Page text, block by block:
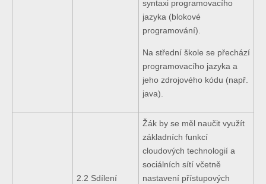
syntaxi programovacího
jazyka (blokové
programování).
Na střední škole se přechází
programovacího jazyka a
jeho zdrojového kódu (např.
java).
2.2 Sdílení
Žák by se měl naučit využít
základních funkcí
cloudových technologií a
sociálních sítí včetně
nastavení přístupových